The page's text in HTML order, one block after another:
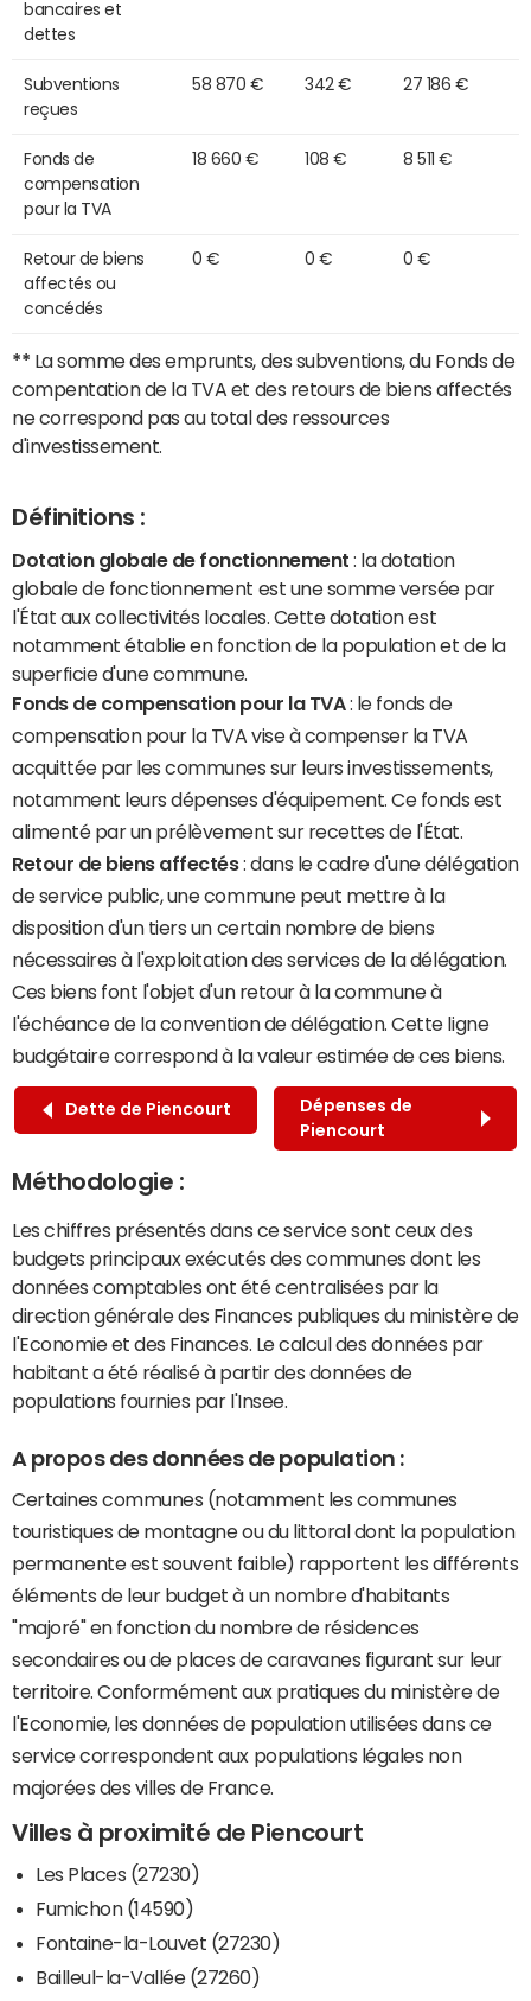
bancaires et
dettes
Subventions
reçues
58 870 € 342 € 27 186 €
Fonds de
compensation
pour la TVA
18 660 € 108 € 8 511 €
Retour de biens
affectés ou
concédés
0 € 0 € 0 €
** La somme des emprunts, des subventions, du Fonds de
compentation de la TVA et des retours de biens affectés
ne correspond pas au total des ressources
d'investissement.
Définitions :
Dotation globale de fonctionnement : la dotation
globale de fonctionnement est une somme versée par
l'État aux collectivités locales. Cette dotation est
notamment établie en fonction de la population et de la
superficie d'une commune.
Fonds de compensation pour la TVA: le fonds de
compensation pour la TVA vise à compenser la TVA
acquittée par les communes sur leurs investissements,
notamment leurs dépenses d'équipement. Ce fonds est
alimenté par un prélèvement sur recettes de l'État.
Retour de biens affectés: dans le cadre d'une délégation
de service public, une commune peut mettre à la
disposition d'un tiers un certain nombre de biens
nécessaires à l'exploitation des services de la délégation.
Ces biens font l'objet d'un retour à la commune à
l'échéance de la convention de délégation. Cette ligne
budgétaire correspond à la valeur estimée de ces biens.
Dette de Piencourt
Dépenses de
Piencourt
Méthodologie :
Les chiffres présentés dans ce service sont ceux des
budgets principaux exécutés des communes dont les
données comptables ont été centralisées par la
direction générale des Finances publiques du ministère de
l'Economie et des Finances. Le calcul des données par
habitant a été réalisé à partir des données de
populations fournies par l'Insee.
A propos des données de population :
Certaines communes (notamment les communes
touristiques de montagne ou du littoral dont la population
permanente est souvent faible) rapportent les différents
éléments de leur budget à un nombre d'habitants
"majoré" en fonction du nombre de résidences
secondaires ou de places de caravanes figurant sur leur
territoire. Conformément aux pratiques du ministère de
l'Economie, les données de population utilisées dans ce
service correspondent aux populations légales non
majorées des villes de France.
Villes à proximité de Piencourt
Les Places (27230)
Fumichon (14590)
Fontaine-la-Louvet (27230)
Bailleul-la-Vallée (27260)